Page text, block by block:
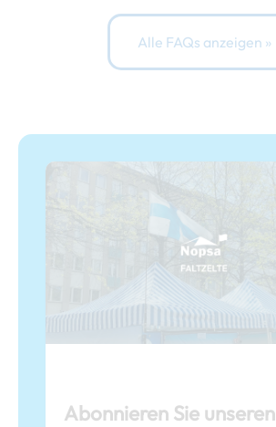
Alle FAQs anzeigen »
Abonnieren Sie unseren